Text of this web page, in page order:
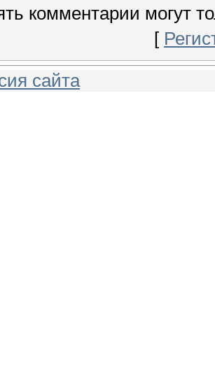
комментарии могут
[
сайта